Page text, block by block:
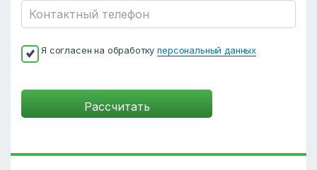
Я согласен на обработкуперсональный данных